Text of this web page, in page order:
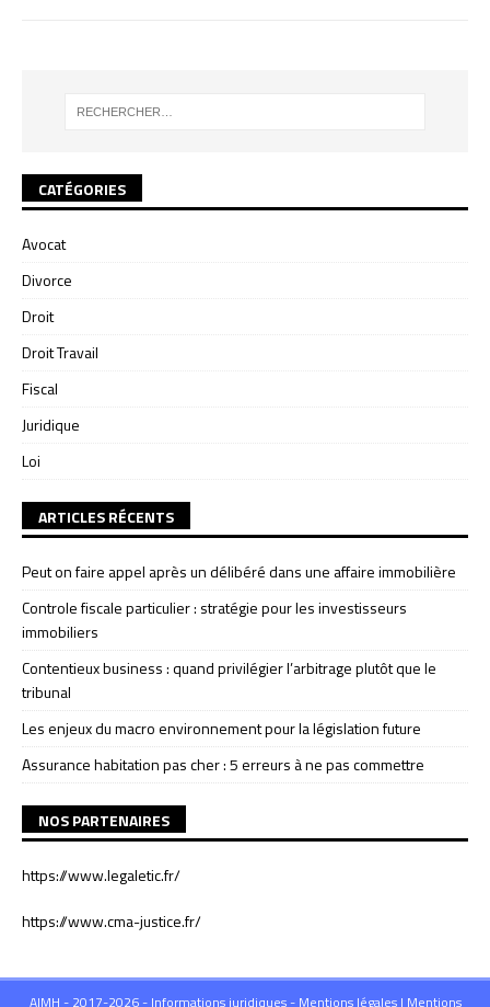
CATÉGORIES
Avocat
Divorce
Droit
Droit Travail
Fiscal
Juridique
Loi
ARTICLES RÉCENTS
Peut on faire appel après un délibéré dans une affaire immobilière
Controle fiscale particulier : stratégie pour les investisseurs
immobiliers
Contentieux business : quand privilégier l’arbitrage plutôt que le
tribunal
Les enjeux du macro environnement pour la législation future
Assurance habitation pas cher : 5 erreurs à ne pas commettre
NOS PARTENAIRES
https://www.legaletic.fr/
https://www.cma-justice.fr/
AIMH - 2017-2026 - Informations juridiques - Mentions légales | Mentions